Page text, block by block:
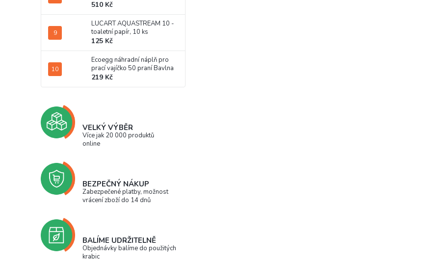
510 Kč
LUCART AQUASTREAM 10 -
toaletní papír, 10 ks
125 Kč
Ecoegg náhradní náplň pro
prací vajíčko 50 praní Bavlna
219 Kč
VELKÝ VÝBĚR
Více jak 20 000 produktů
online
BEZPEČNÝ NÁKUP
Zabezpečené platby, možnost
vrácení zboží do 14 dnů
BALÍME UDRŽITELNĚ
Objednávky balíme do použitých
krabic